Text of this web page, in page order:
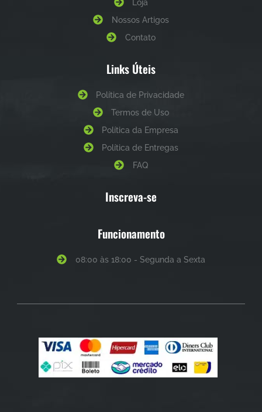
Nossos Artigos
Contato
Links Úteis
Política de Privacidade
Termos de Uso
Política da Empresa
Política de Entregas
FAQ
Inscreva-se
Funcionamento
08:00 às 18:00 - Segunda a Sexta